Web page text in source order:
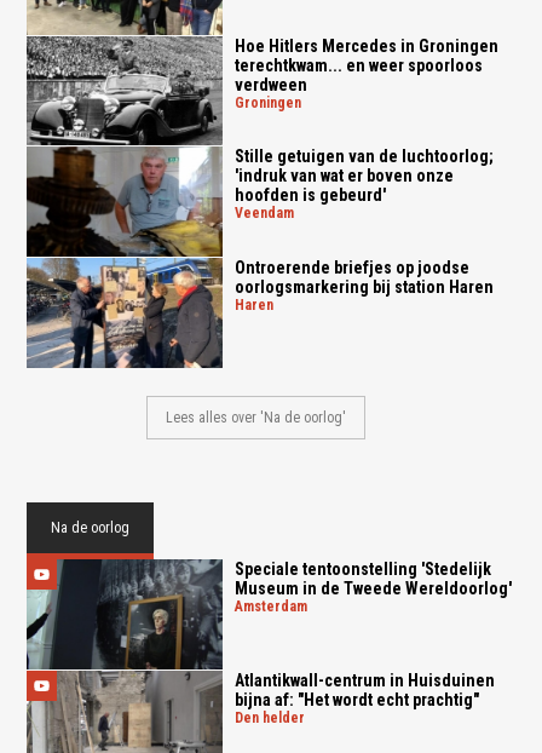
Hoe Hitlers Mercedes in Groningen
terechtkwam... en weer spoorloos
verdween
groningen
Stille getuigen van de luchtoorlog;
'indruk van wat er boven onze
hoofden is gebeurd'
veendam
Ontroerende briefjes op joodse
oorlogsmarkering bij station Haren
haren
Lees alles over 'Na de oorlog'
Na de oorlog
Speciale tentoonstelling 'Stedelijk
Museum in de Tweede Wereldoorlog'
amsterdam
Atlantikwall-centrum in Huisduinen
bijna af: "Het wordt echt prachtig"
den helder